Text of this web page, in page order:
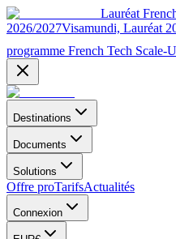
Lauréat
2026/2027Visamundi, Lauréat
programme French Tech Scale-
Destinations
Documents
Solutions
Offre proTarifsActualités
Connexion